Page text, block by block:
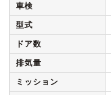
車検
型式
ドア数
排気量
ミッション